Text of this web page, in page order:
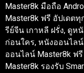
Master8k มือถือ
Master8k ฟรี อัปเดต
รีย์จีน เกาหลี ฝรั่ง, ดูห
ก่อนใคร, หนังออนไลน์
ออนไลน์ Master8k ฟ
Master8k รองรับ